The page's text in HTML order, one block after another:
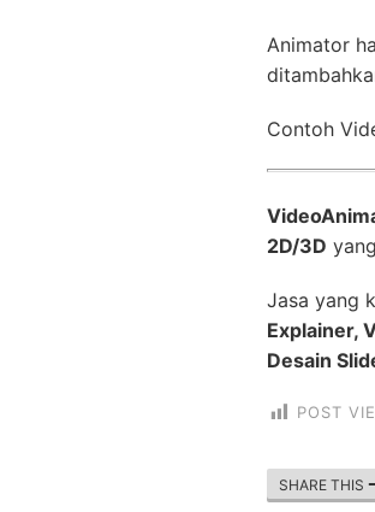
Animator
Contoh
2D/3D
Jasa yang
Explainer,
Desain
POST
SHARE THIS